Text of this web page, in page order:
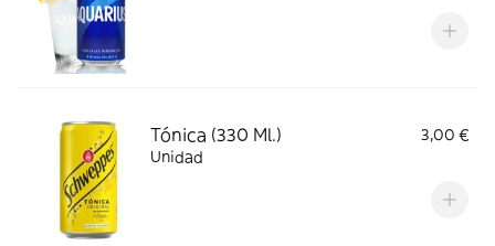
Tónica (330 Ml.)
3,00 €
Unidad